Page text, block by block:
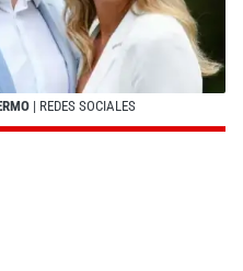
| REDES SOCIALES